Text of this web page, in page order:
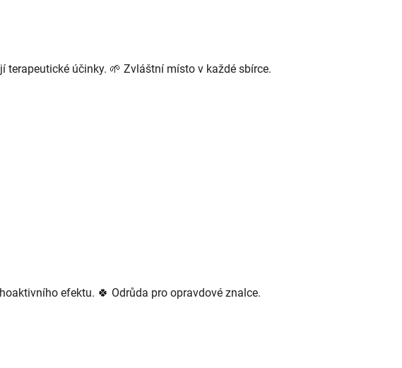
terapeutické účinky. 🌱 Zvláštní místo v každé sbírce.
efektu. 🍀 Odrůda pro opravdové znalce.